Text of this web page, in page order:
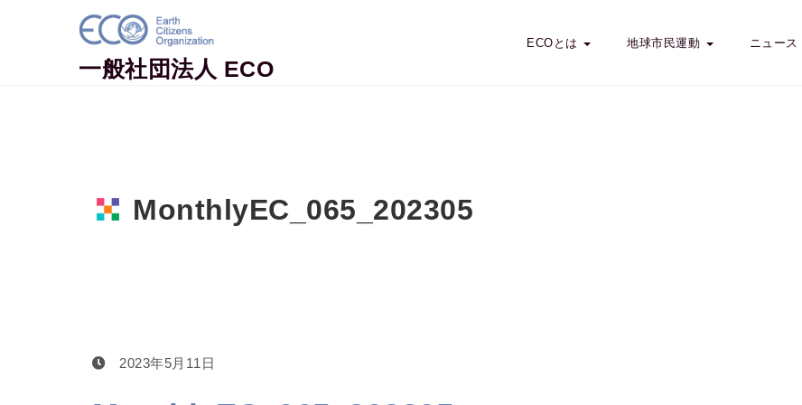
Skip to content
一般社団法人 ECO
ECOとは 地球市民運動 ニュース
MonthlyEC_065_202305
2023年5月11日